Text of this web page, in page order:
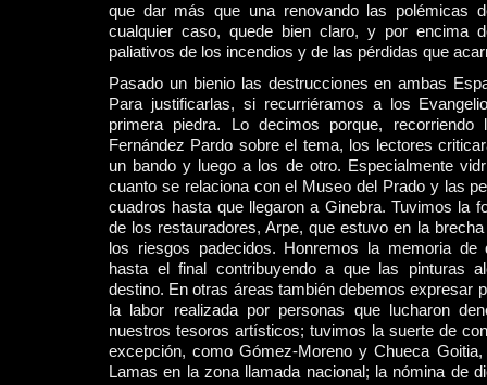
que dar más que una renovando las polémicas
cualquier caso, quede bien claro, y por encima
paliativos de los incendios y de las pérdidas que
Pasado un bienio las destrucciones en ambas
Para justificarlas, si recurriéramos a los
primera piedra. Lo decimos porque, recorriendo
Fernández Pardo sobre el tema, los lectores
un bando y luego a los de otro. Especialmente
cuanto se relaciona con el Museo del Prado y las
cuadros hasta que llegaron a Ginebra. Tuvimos la
de los restauradores, Arpe, que estuvo en la
los riesgos padecidos. Honremos la memoria de
hasta el final contribuyendo a que las pinturas
destino. En otras áreas también debemos expresar
la labor realizada por personas que lucharon
nuestros tesoros artísticos; tuvimos la suerte de
excepción, como Gómez-Moreno y Chueca
Lamas en la zona llamada nacional; la nómina de